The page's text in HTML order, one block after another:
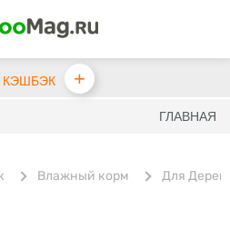
КЭШБЭК +
ГЛАВНАЯ
Влажный корм Для